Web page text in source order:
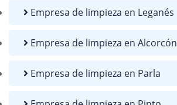
Empresa de limpieza en Leganés
Empresa de limpieza en Alcorcón
Empresa de limpieza en Parla